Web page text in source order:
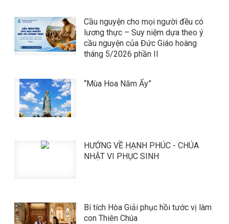
Cầu nguyện cho mọi người đều có
lương thực – Suy niệm dựa theo ý
cầu nguyện của Đức Giáo hoàng
tháng 5/2026 phần II
“Mùa Hoa Năm Ấy”
HƯỚNG VỀ HẠNH PHÚC - CHÚA
NHẬT VI PHỤC SINH
Bí tích Hòa Giải phục hồi tước vị làm
con Thiên Chúa